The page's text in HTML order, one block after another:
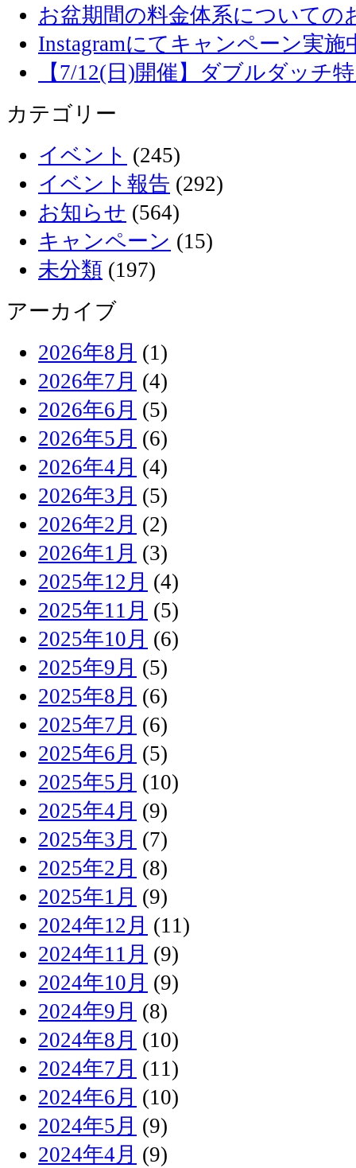
お盆期間の料金体系についての
Instagramにてキャンペーン実施
【7/12(日)開催】ダブルダッチ
カテゴリー
イベント (245)
イベント報告 (292)
お知らせ (564)
キャンペーン (15)
未分類 (197)
アーカイブ
2026年8月 (1)
2026年7月 (4)
2026年6月 (5)
2026年5月 (6)
2026年4月 (4)
2026年3月 (5)
2026年2月 (2)
2026年1月 (3)
2025年12月 (4)
2025年11月 (5)
2025年10月 (6)
2025年9月 (5)
2025年8月 (6)
2025年7月 (6)
2025年6月 (5)
2025年5月 (10)
2025年4月 (9)
2025年3月 (7)
2025年2月 (8)
2025年1月 (9)
2024年12月 (11)
2024年11月 (9)
2024年10月 (9)
2024年9月 (8)
2024年8月 (10)
2024年7月 (11)
2024年6月 (10)
2024年5月 (9)
2024年4月 (9)